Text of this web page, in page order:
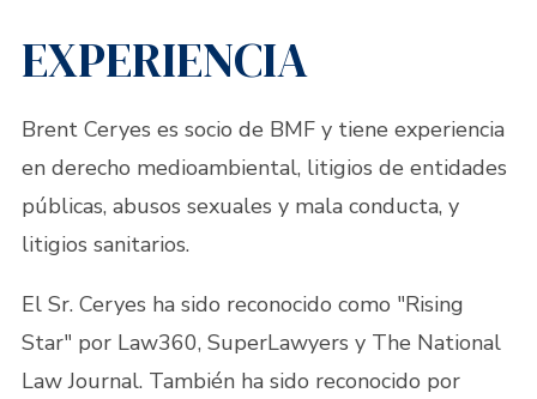
EXPERIENCIA
Brent Ceryes es socio de BMF y tiene experiencia
en derecho medioambiental, litigios de entidades
públicas, abusos sexuales y mala conducta, y
litigios sanitarios.
El Sr. Ceryes ha sido reconocido como "Rising
Star" por Law360, SuperLawyers y The National
Law Journal. También ha sido reconocido por